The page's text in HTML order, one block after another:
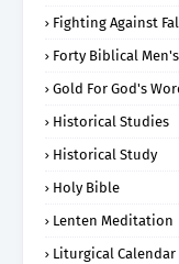
Fighting Against
Forty Biblical
Gold For God's
Historical Studies
Historical Study
Holy Bible
Lenten Meditation
Liturgical Calendar